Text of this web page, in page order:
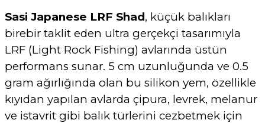
Sasi Japanese LRF Shad, küçük balıkları
birebir taklit eden ultra gerçekçi tasarımıyla
LRF (Light Rock Fishing) avlarında üstün
performans sunar. 5 cm uzunluğunda ve 0.5
gram ağırlığında olan bu silikon yem, özellikle
kıyıdan yapılan avlarda çipura, levrek, melanur
ve istavrit gibi balık türlerini cezbetmek için